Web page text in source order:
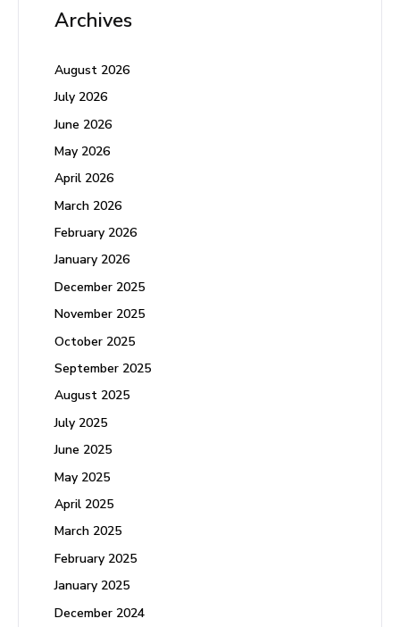
Archives
August 2026
July 2026
June 2026
May 2026
April 2026
March 2026
February 2026
January 2026
December 2025
November 2025
October 2025
September 2025
August 2025
July 2025
June 2025
May 2025
April 2025
March 2025
February 2025
January 2025
December 2024